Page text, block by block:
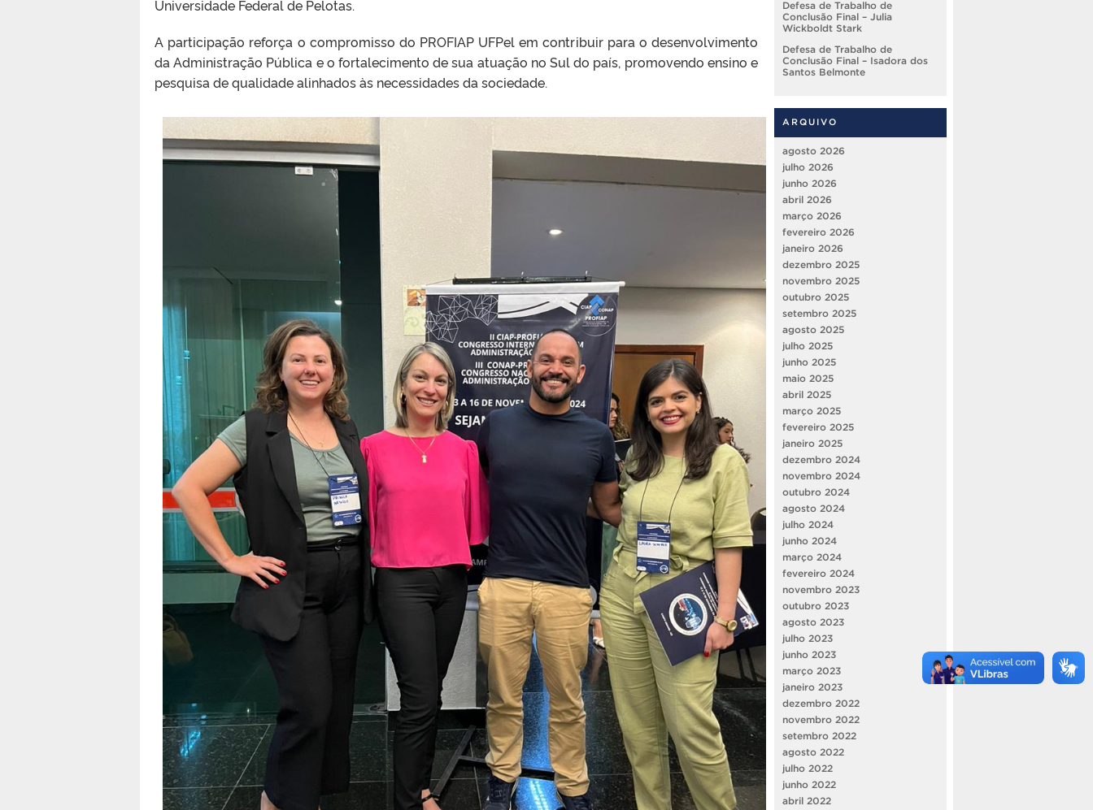
Universidade Federal de Pelotas.
A participação reforça o compromisso do PROFIAP UFPel em contribuir para o desenvolvimento
da Administração Pública e o fortalecimento de sua atuação no Sul do país, promovendo ensino e
pesquisa de qualidade alinhados às necessidades da sociedade.
Defesa de Trabalho de
Conclusão Final – Julia
Wickboldt Stark
Defesa de Trabalho de
Conclusão Final – Isadora dos
Santos Belmonte
ARQUIVO
agosto 2026
julho 2026
junho 2026
abril 2026
março 2026
fevereiro 2026
janeiro 2026
dezembro 2025
novembro 2025
outubro 2025
setembro 2025
agosto 2025
julho 2025
junho 2025
maio 2025
abril 2025
março 2025
fevereiro 2025
janeiro 2025
dezembro 2024
novembro 2024
outubro 2024
agosto 2024
julho 2024
junho 2024
março 2024
fevereiro 2024
novembro 2023
outubro 2023
agosto 2023
julho 2023
junho 2023
março 2023
janeiro 2023
dezembro 2022
novembro 2022
setembro 2022
agosto 2022
julho 2022
junho 2022
abril 2022